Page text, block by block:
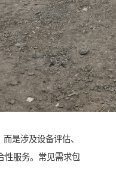
是涉及设备评估、
性服务。常见需求包